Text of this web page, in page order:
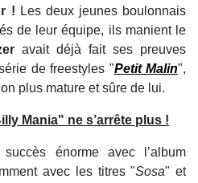
! Les deux jeunes boulonnais
de leur équipe, ils manient le
avait déjà fait ses preuves
de freestyles "Petit Malin",
plus mature et sûre de lui.
Mania" ne s’arrête plus !
énorme avec l’album
avec les titres "Sosa" et